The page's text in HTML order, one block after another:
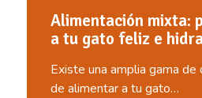
Alimentación mixta:
a tu gato feliz e
Existe una amplia gama de
de alimentar a tu gato…